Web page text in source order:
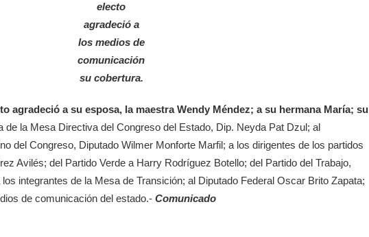
electo
agradeció a
los medios de
comunicación
su cobertura.
agradeció a su esposa, la maestra Wendy Méndez; a su hermana María; su
de la Mesa Directiva del Congreso del Estado, Dip. Neyda Pat Dzul; al
del Congreso, Diputado Wilmer Monforte Marfil; a los dirigentes de los partidos
Avilés; del Partido Verde a Harry Rodríguez Botello; del Partido del Trabajo,
integrantes de la Mesa de Transición; al Diputado Federal Oscar Brito Zapata;
de comunicación del estado.- Comunicado